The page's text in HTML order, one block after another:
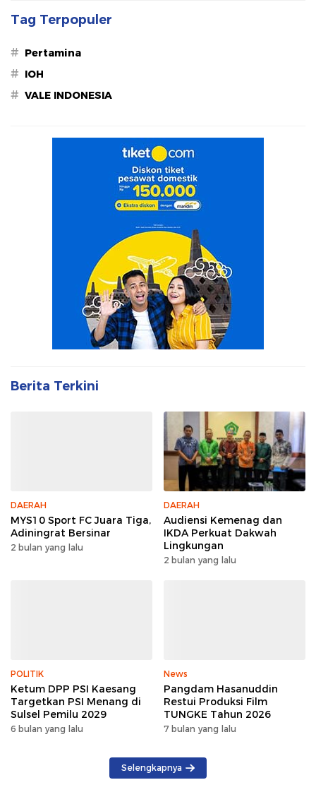
Tag Terpopuler
# Pertamina
# IOH
# VALE INDONESIA
Berita Terkini
DAERAH
MYS10 Sport FC Juara Tiga,
Adiningrat Bersinar
2 bulan yang lalu
DAERAH
Audiensi Kemenag dan
IKDA Perkuat Dakwah
Lingkungan
2 bulan yang lalu
POLITIK
Ketum DPP PSI Kaesang
Targetkan PSI Menang di
Sulsel Pemilu 2029
6 bulan yang lalu
News
Pangdam Hasanuddin
Restui Produksi Film
TUNGKE Tahun 2026
7 bulan yang lalu
Selengkapnya